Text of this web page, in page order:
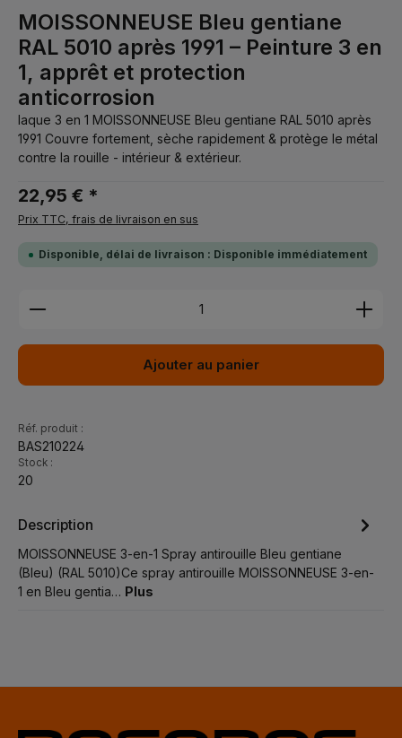
MOISSONNEUSE Bleu gentiane
RAL 5010 après 1991 – Peinture 3 en
1, apprêt et protection
anticorrosion
laque 3 en 1 MOISSONNEUSE Bleu gentiane RAL 5010 après
1991 Couvre fortement, sèche rapidement & protège le métal
contre la rouille - intérieur & extérieur.
22,95 € *
Prix TTC, frais de livraison en sus
Disponible, délai de livraison : Disponible immédiatement
Quantité de produit : Entrez la quantité
Ajouter au panier
Réf. produit :
BAS210224
Stock :
20
Description
MOISSONNEUSE 3-en-1 Spray antirouille Bleu gentiane
(Bleu) (RAL 5010)Ce spray antirouille MOISSONNEUSE 3-en-
1 en Bleu gentia… Plus